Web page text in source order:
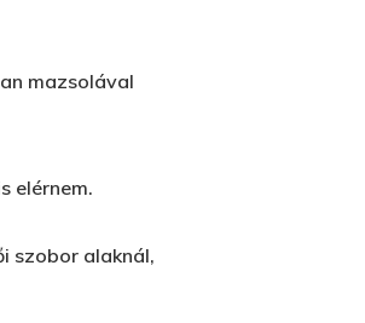
mazsolával
elérnem.
szobor alaknál,
Unit 345
E:hello@themenectar.com